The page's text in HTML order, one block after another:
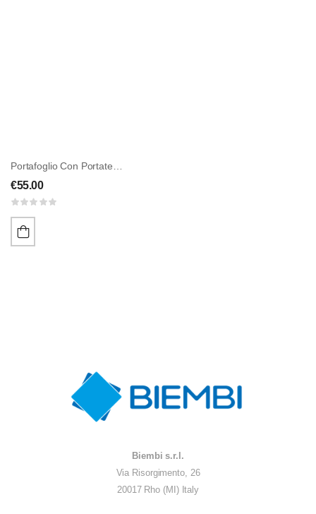
€55.00
Biembi s.r.l.
Via Risorgimento, 26
20017 Rho (MI) Italy